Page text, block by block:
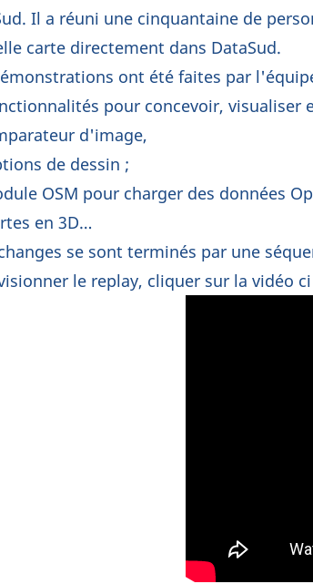
Il a réuni une cinquantaine de
carte directement dans DataSud.
ont été faites par
pour concevoir, visualiser
d'image,
de dessin ;
OSM pour charger des données
en 3D…
se sont terminés par une
le replay, cliquer sur la vidéo